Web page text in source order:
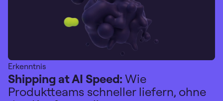
Erkenntnis
Shipping at AI Speed: Wie
Produktteams schneller liefern, ohne